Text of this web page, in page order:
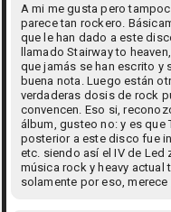
A mi me gusta pero
parece tan rockero.
que le han dado a este
llamado Stairway to
que jamás se han escrito y
buena nota. Luego están
verdaderas dosis de rock
convencen. Eso si,
álbum, gusteo no: y es que
posterior a este disco fue
etc. siendo así el IV de Led
música rock y heavy actual
solamente por eso, merece